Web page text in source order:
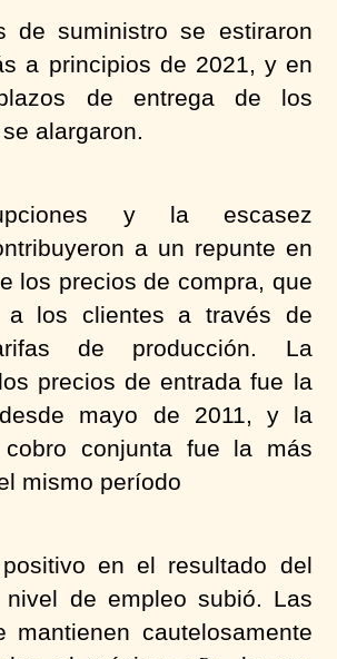
de suministro se estiraron
a principios de 2021, y en
de entrega de los
alargaron.
y la escasez
a un repunte en
los precios de compra, que
a los clientes a través de
de producción. La
precios de entrada fue la
mayo de 2011, y la
conjunta fue la más
mismo período
en el resultado del
de empleo subió. Las
mantienen cautelosamente